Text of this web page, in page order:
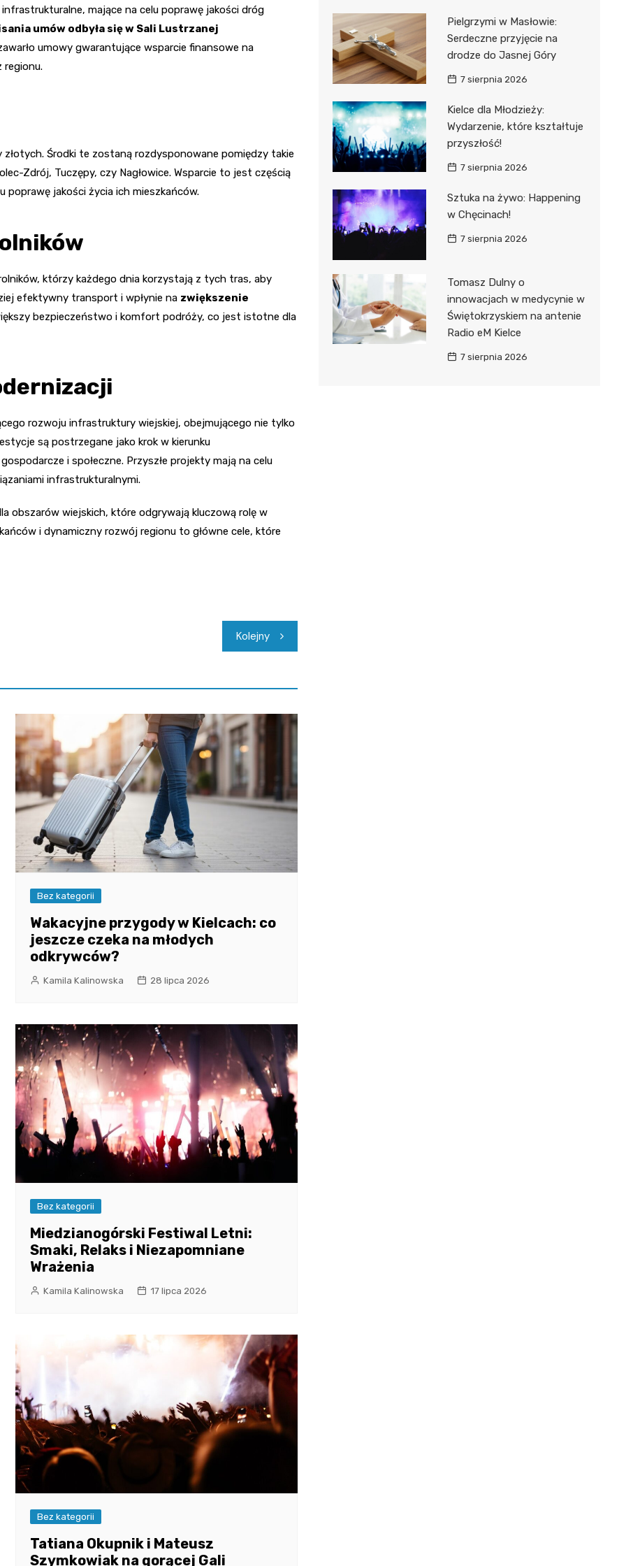
mające na celu poprawę jakości dróg
umów odbyła się w Sali Lustrzanej
umowy gwarantujące wsparcie finansowe na
regionu.
Środki te zostaną rozdysponowane pomiędzy takie
Zdrój, Tuczępy, czy Nagłowice. Wsparcie to jest częścią
jakości życia ich mieszkańców.
którzy każdego dnia korzystają z tych tras, aby
efektywny transport i wpłynie na zwiększenie
bezpieczeństwo i komfort podróży, co jest istotne dla
rozwoju infrastruktury wiejskiej, obejmującego nie tylko
są postrzegane jako krok w kierunku
i społeczne. Przyszłe projekty mają na celu
infrastrukturalnymi.
obszarów wiejskich, które odgrywają kluczową rolę w
i dynamiczny rozwój regionu to główne cele, które
Kolejny
Bez kategorii
Wakacyjne przygody w Kielcach: co
jeszcze czeka na młodych
odkrywców?
Kamila Kalinowska 28 lipca 2026
Bez kategorii
Miedzianogórski Festiwal Letni:
Smaki, Relaks i Niezapomniane
Wrażenia
Kamila Kalinowska 17 lipca 2026
Bez kategorii
Tatiana Okupnik i Mateusz
Szymkowiak na gorącej Gali
Pielgrzymi w Masłowie:
Serdeczne przyjęcie na
drodze do Jasnej Góry
7 sierpnia 2026
Kielce dla Młodzieży:
Wydarzenie, które kształtuje
przyszłość!
7 sierpnia 2026
Sztuka na żywo: Happening
w Chęcinach!
7 sierpnia 2026
Tomasz Dulny o
innowacjach w medycynie w
Świętokrzyskiem na antenie
Radio eM Kielce
7 sierpnia 2026